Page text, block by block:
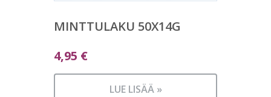
MINTTULAKU 50X14G
4,95 €
LUE LISÄÄ »